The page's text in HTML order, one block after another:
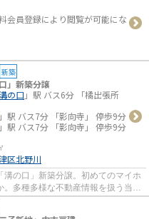
会員登録により閲覧が可能にな
新築
」新築分譲
の口 」駅 バス6分 「橘出張所
」駅 バス7分 「影向寺」 停歩9分
」駅 バス7分 「影向寺」 停歩9分
区北野川
の口」新築分譲。初めてのマイホ
多種多様な不動産情報を扱う当社
見つ...